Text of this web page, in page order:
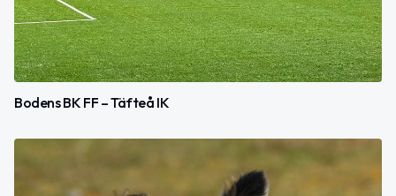
Bodens BK FF – Täfteå IK